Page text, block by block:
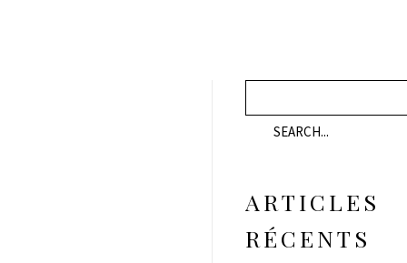
ARTICLES
RÉCENTS